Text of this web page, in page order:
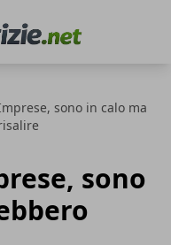
sono in calo ma
sono